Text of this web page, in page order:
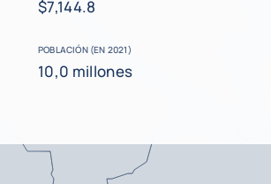
$7,144.8
POBLACIÓN (EN 2021)
10,0 millones